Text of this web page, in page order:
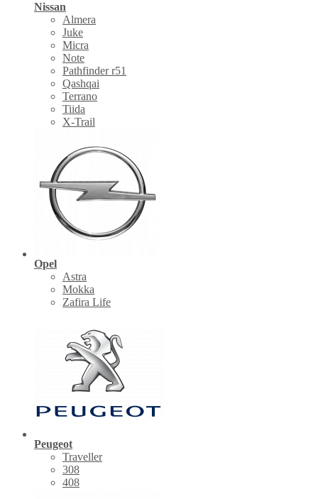
Nissan
Almera
Juke
Micra
Note
Pathfinder r51
Qashqai
Terrano
Tiida
X-Trail
Opel
Astra
Mokka
Zafira Life
Peugeot
Traveller
308
408